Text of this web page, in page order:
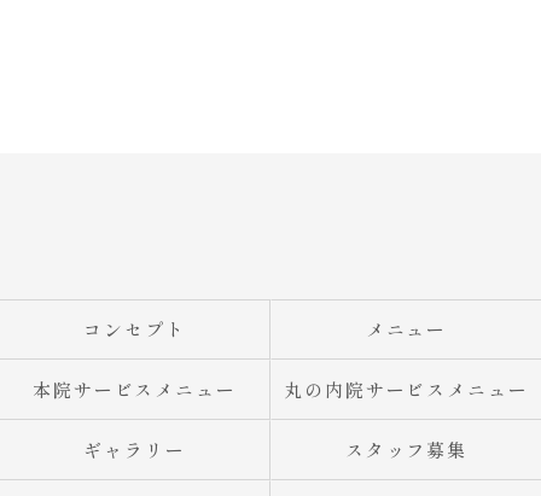
コンセプト メニュー
本院サービスメニュー 丸の内院サービスメニュー
ギャラリー スタッフ募集